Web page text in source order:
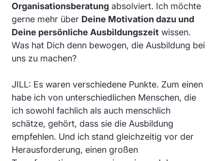
Organisationsberatung absolviert. Ich möchte
gerne mehr über Deine Motivation dazu und
Deine persönliche Ausbildungszeit wissen.
Was hat Dich denn bewogen, die Ausbildung bei
uns zu machen?
JILL: Es waren verschiedene Punkte. Zum einen
habe ich von unterschiedlichen Menschen, die
ich sowohl fachlich als auch menschlich
schätze, gehört, dass sie die Ausbildung
empfehlen. Und ich stand gleichzeitig vor der
Herausforderung, einen großen